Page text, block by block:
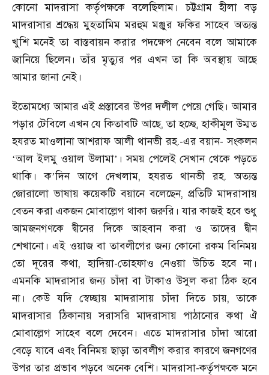
কোনো মাদরাসা কর্তৃপক্ষকে বলেছিলাম। চট্টগ্রাম হীলা বড়
মাদরাসার শ্রদ্ধেয় মুহতামিম মরহুম মঞ্জুর ফকির সাহেব অত্যন্ত
খুশি মনেই তা বাস্তবায়ন করার পদক্ষেপ নেবেন বলে আমাকে
জানিয়ে ছিলেন। তাঁর মৃত্যুর পর এখন তা কি অবস্থায় আছে
আমার জানা নেই।
ইতোমধ্যে আমার এই প্রস্তাবের উপর দলীল পেয়ে গেছি। আমার
পড়ার টেবিলে এখন যে কিতাবটি আছে, তা হচ্ছে, হাকীমূল উম্মত
হযরত মাওলানা আশরাফ আলী থানভী রহ.-এর বয়ান- সংকলন
‘আল ইলমু ওয়াল উলামা’ । সময় পেলেই সেখান থেকে পড়তে
থাকি। ক’দিন আগে দেখলাম, হযরত থানভী রহ. অত্যন্ত
জোরালো ভাষায় কয়েকটি বয়ানে বলেছেন, প্রতিটি মাদরাসায়
বেতন করা একজন মোবাল্লেগ থাকা জরুরি। যার কাজই হবে শুধু
আমজনগণকে দ্বীনের দিকে আহবান করা ও তাদের দ্বীন
শেখানো। এই ওয়াজ বা তাবলীগের জন্য কোনো রকম বিনিময়
তো দূরের কথা, হাদিয়া-তোহ্ফাও নেওয়া উচিত হবে না।
এমনকি মাদরাসার জন্য চাঁদা বা টাকাও উসুল করা ঠিক হবে
না। কেউ যদি স্বেচ্ছায় মাদরাসায় চাঁদা দিতে চায়, তাকে
মাদরাসার ঠিকানায় সরাসরি মাদরাসায় পাঠানোর কথা ঐ
মোবাল্লেগ সাহেব বলে দেবেন। এতে মাদরাসার চাঁদা আরো
বেড়ে যাবে এবং বিনিময় ছাড়া তাবলীগ করার কারণে জনগণের
উপর তার প্রভাব পড়বে অনেক বেশি। মাদরাসা-কর্তৃপক্ষকে মনে